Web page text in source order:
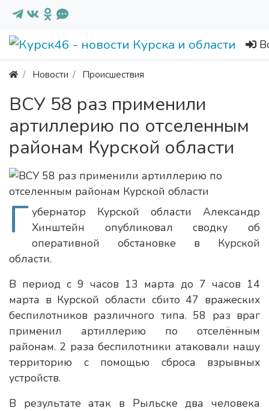
Новости Происшествия
ВСУ 58 раз применили
артиллерию по отселенным
районам Курской области
Г убернатор Курской области Александр
Хинштейн опубликовал сводку об
оперативной обстановке в Курской
области.
В период с 9 часов 13 марта до 7 часов 14
марта в Курской области сбито 47 вражеских
беспилотников различного типа. 58 раз враг
применил артиллерию по отселённым
районам. 2 раза беспилотники атаковали нашу
территорию с помощью сброса взрывных
устройств.
В результате атак в Рыльске два человека